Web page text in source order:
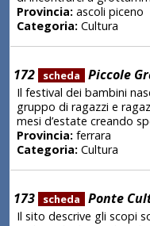
Provincia:ascoli piceno
Categoria:Cultura
172 scheda Piccole
Il festival dei bambini
gruppo di ragazzi e
mesi d’estate creando
Provincia:ferrara
Categoria:Cultura
173 scheda Ponte
Il sito descrive gli scopi